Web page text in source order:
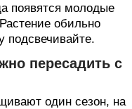
появятся молодые
обильно
подсвечивайте.
пересадить с
один сезон, на